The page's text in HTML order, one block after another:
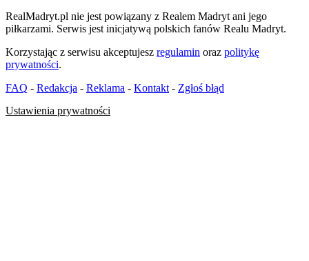
RealMadryt.pl nie jest powiązany z Realem Madryt ani jego
piłkarzami. Serwis jest inicjatywą polskich fanów Realu Madryt.
Korzystając z serwisu akceptujesz regulamin oraz politykę
prywatności.
FAQ - Redakcja - Reklama - Kontakt - Zgłoś błąd
Ustawienia prywatności